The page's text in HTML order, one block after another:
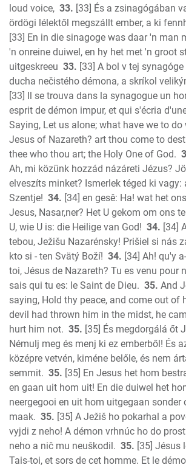
loud voice, 33. [33] És a zsinagógában
ördögi lélektől megszállt ember, a ki
[33] En in die sinagoge was daar 'n man
'n onreine duiwel, en hy het met 'n groot
uitgeskreeu 33. [33] A bol v tej
ducha nečistého démona, a skríkol
[33] Il se trouva dans la synagogue un
esprit de démon impur, et qui s'écria
Saying, Let us alone; what have we to do
Jesus of Nazareth? art thou come to
thee who thou art; the Holy One of God.
Ah, mi közünk hozzád názáreti Jézus?
elveszíts minket? Ismerlek téged ki vagy:
Szentje! 34. [34] en gesê: Ha! wat het
Jesus, Nasar,ner? Het U gekom om ons
U, wie U is: die Heilige van God! 34. [34]
tebou, Ježišu Nazarénsky! Prišiel si nás
kto si - ten Svätý Boží! 34. [34] Ah! qu'y
toi, Jésus de Nazareth? Tu es venu pour
sais qui tu es: le Saint de Dieu. 35. And
saying, Hold thy peace, and come out of
devil had thrown him in the midst, he
hurt him not. 35. [35] És megdorgálá őt
Némulj meg és menj ki ez emberből! És
középre vetvén, kiméne belőle, és nem
semmit. 35. [35] En Jesus het hom
en gaan uit hom uit! En die duiwel het
neergegooi en uit hom uitgegaan sonder
maak. 35. [35] A Ježiš ho pokarhal a
vyjdi z neho! A démon vrhnúc ho do
neho a nič mu neuškodil. 35. [35] Jésus
Tais-toi, et sors de cet homme. Et le